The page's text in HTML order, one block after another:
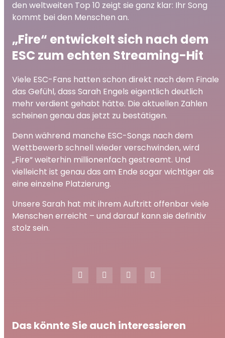
den weltweiten Top 10 zeigt sie ganz klar: Ihr Song
kommt bei den Menschen an.
„Fire“ entwickelt sich nach dem
ESC zum echten Streaming-Hit
Viele ESC-Fans hatten schon direkt nach dem Finale
das Gefühl, dass Sarah Engels eigentlich deutlich
mehr verdient gehabt hätte. Die aktuellen Zahlen
scheinen genau das jetzt zu bestätigen.
Denn während manche ESC-Songs nach dem
Wettbewerb schnell wieder verschwinden, wird
„Fire“ weiterhin millionenfach gestreamt. Und
vielleicht ist genau das am Ende sogar wichtiger als
eine einzelne Platzierung.
Unsere Sarah hat mit ihrem Auftritt offenbar viele
Menschen erreicht – und darauf kann sie definitiv
stolz sein.
Das könnte Sie auch interessieren